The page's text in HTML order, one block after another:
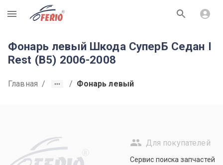
R
Фонарь левый Шкода СуперБ Седан I
Rest (B5) 2006-2008
Главная / / Фонарь левый
R
Для покупателей
Сервис поиска запчастей